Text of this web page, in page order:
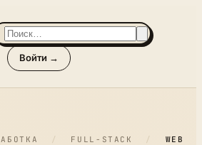
Войти →
/ FULL-STACK /
WEB